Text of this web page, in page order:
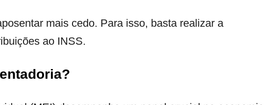
mais cedo. Para isso, basta realizar a
ao INSS.